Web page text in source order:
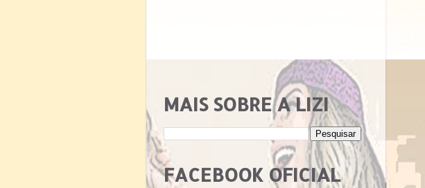
MAIS SOBRE A LIZI
FACEBOOK OFICIAL